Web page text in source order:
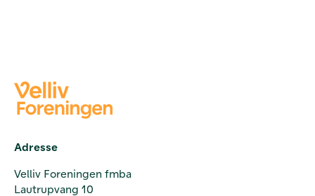
Adresse
Velliv Foreningen fmba
Lautrupvang 10